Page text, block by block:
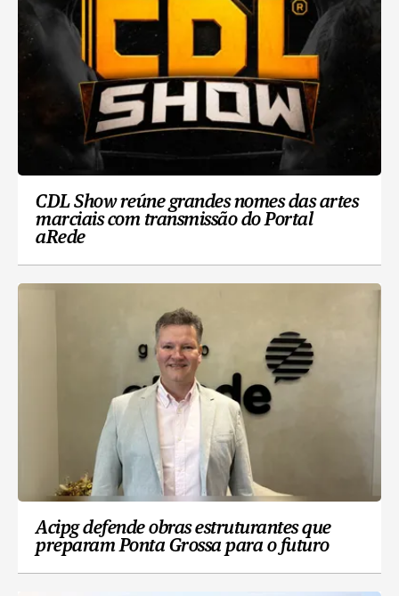
CDL Show reúne grandes nomes das artes
marciais com transmissão do Portal
aRede
Acipg defende obras estruturantes que
preparam Ponta Grossa para o futuro